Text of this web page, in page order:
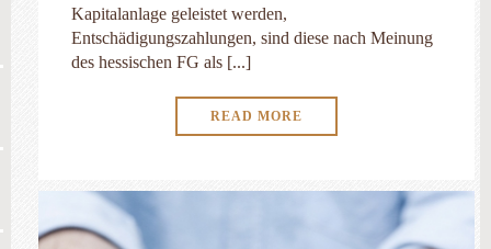
Kapitalanlage geleistet werden,
Entschädigungszahlungen, sind diese nach Meinung
des hessischen FG als [...]
READ MORE